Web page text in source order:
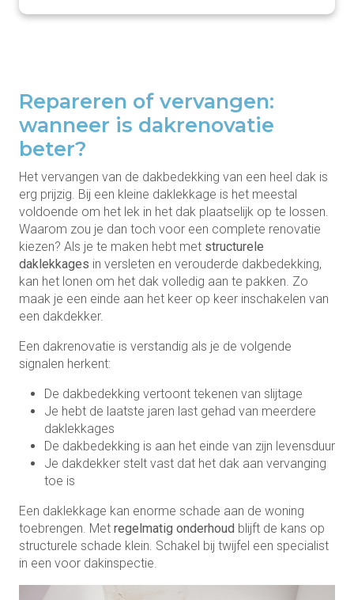
Repareren of vervangen:
wanneer is dakrenovatie
beter?
Het vervangen van de dakbedekking van een heel dak is
erg prijzig. Bij een kleine daklekkage is het meestal
voldoende om het lek in het dak plaatselijk op te lossen.
Waarom zou je dan toch voor een complete renovatie
kiezen? Als je te maken hebt met structurele
daklekkages in versleten en verouderde dakbedekking,
kan het lonen om het dak volledig aan te pakken. Zo
maak je een einde aan het keer op keer inschakelen van
een dakdekker.
Een dakrenovatie is verstandig als je de volgende
signalen herkent:
De dakbedekking vertoont tekenen van slijtage
Je hebt de laatste jaren last gehad van meerdere
daklekkages
De dakbedekking is aan het einde van zijn levensduur
Je dakdekker stelt vast dat het dak aan vervanging
toe is
Een daklekkage kan enorme schade aan de woning
toebrengen. Met regelmatig onderhoud blijft de kans op
structurele schade klein. Schakel bij twijfel een specialist
in een voor dakinspectie.